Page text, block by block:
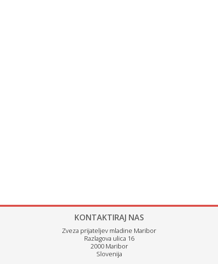
KONTAKTIRAJ NAS
Zveza prijateljev mladine Maribor
Razlagova ulica 16
2000 Maribor
Slovenija